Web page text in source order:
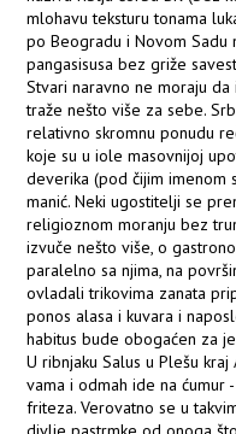
mlohavu teksturu tonama
po Beogradu i Novom Sadu
pangasisusa bez griže
Stvari naravno ne moraju
traže nešto više za sebe.
relativno skromnu ponudu
koje su u iole masovnijoj
deverika (pod čijim imenom
manić. Neki ugostitelji se
religioznom moranju bez
izvuče nešto više, o
paralelno sa njima, na
ovladali trikovima zanata
ponos alasa i kuvara i
habitus bude obogaćen za
U ribnjaku Salus u Plešu
vama i odmah ide na ćumur
friteza. Verovatno se u